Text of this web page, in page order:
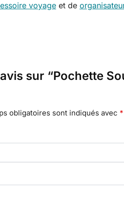
voyageet de
sur “Pochette
obligatoires sont indiqués avec *